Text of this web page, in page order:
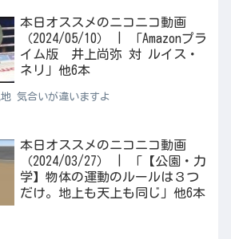
本日オススメのニコニコ動画
（2024/05/10） | 「Amazonプラ
イム版 井上尚弥 対 ルイス・
ネリ」他6本
気合いが違いますよ
本日オススメのニコニコ動画
（2024/03/27） | 「【公園・力
学】物体の運動のルールは３つ
だけ。地上も天上も同じ」他6本